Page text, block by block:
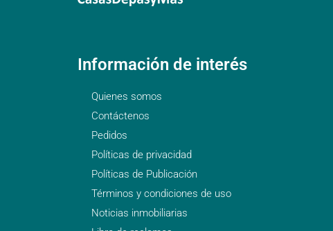
Información de interés
Quienes somos
Contáctenos
Pedidos
Políticas de privacidad
Políticas de Publicación
Términos y condiciones de uso
Noticias inmobiliarias